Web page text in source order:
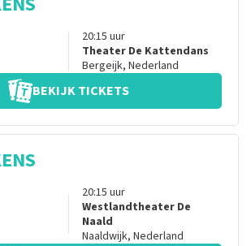
20:15 uur
Theater De Kattendans
Bergeijk, Nederland
BEKIJK TICKETS
20:15 uur
Westlandtheater De
Naald
Naaldwijk, Nederland